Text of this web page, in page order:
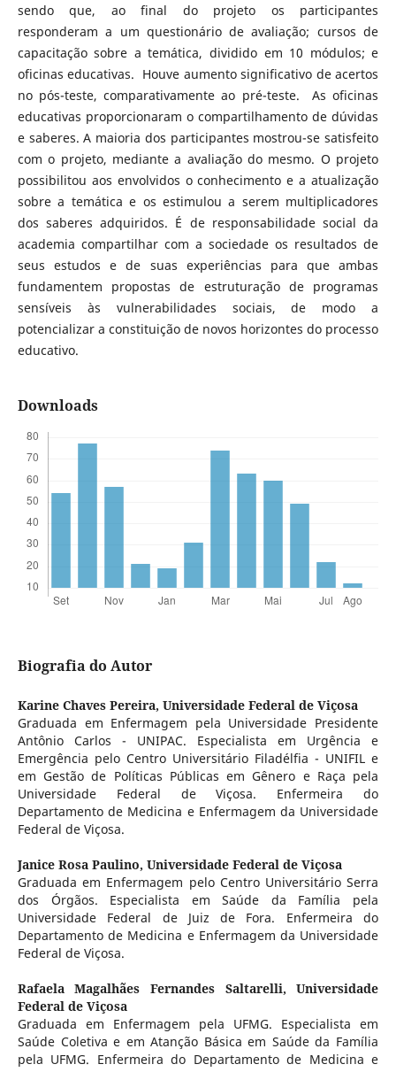
sendo que, ao final do projeto os participantes
responderam a um questionário de avaliação; cursos de
capacitação sobre a temática, dividido em 10 módulos; e
oficinas educativas. Houve aumento significativo de acertos
no pós-teste, comparativamente ao pré-teste. As oficinas
educativas proporcionaram o compartilhamento de dúvidas
e saberes. A maioria dos participantes mostrou-se satisfeito
com o projeto, mediante a avaliação do mesmo. O projeto
possibilitou aos envolvidos o conhecimento e a atualização
sobre a temática e os estimulou a serem multiplicadores
dos saberes adquiridos. É de responsabilidade social da
academia compartilhar com a sociedade os resultados de
seus estudos e de suas experiências para que ambas
fundamentem propostas de estruturação de programas
sensíveis às vulnerabilidades sociais, de modo a
potencializar a constituição de novos horizontes do processo
educativo.
Downloads
Biografia do Autor
Karine Chaves Pereira, Universidade Federal de Viçosa
Graduada em Enfermagem pela Universidade Presidente
Antônio Carlos - UNIPAC. Especialista em Urgência e
Emergência pelo Centro Universitário Filadélfia - UNIFIL e
em Gestão de Políticas Públicas em Gênero e Raça pela
Universidade Federal de Viçosa. Enfermeira do
Departamento de Medicina e Enfermagem da Universidade
Federal de Viçosa.
Janice Rosa Paulino, Universidade Federal de Viçosa
Graduada em Enfermagem pelo Centro Universitário Serra
dos Órgãos. Especialista em Saúde da Família pela
Universidade Federal de Juiz de Fora. Enfermeira do
Departamento de Medicina e Enfermagem da Universidade
Federal de Viçosa.
Rafaela Magalhães Fernandes Saltarelli,Universidade
Federal de Viçosa
Graduada em Enfermagem pela UFMG. Especialista em
Saúde Coletiva e em Atanção Básica em Saúde da Família
pela UFMG. Enfermeira do Departamento de Medicina e